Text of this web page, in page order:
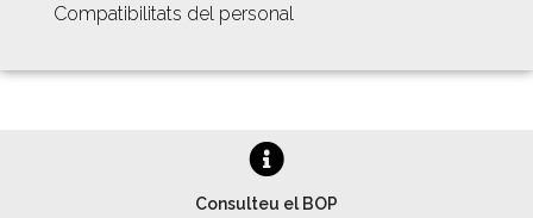
Compatibilitats del personal
Consulteu el BOP